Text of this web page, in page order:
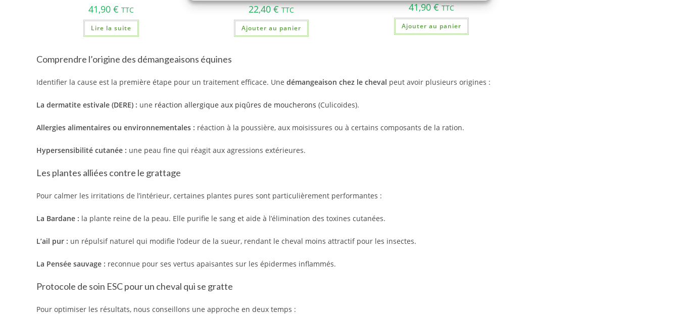
41,90€ TTC
Lire la suite
22,40€ TTC
Ajouter au panier
41,90€ TTC
Ajouter au panier
Comprendre l’origine des démangeaisons équines
Identifier la cause est la première étape pour un traitement efficace. Une démangeaison chez le cheval peut avoir plusieurs origines :
La dermatite estivale (DERE) : une réaction allergique aux piqûres de moucherons (Culicoïdes).
Allergies alimentaires ou environnementales : réaction à la poussière, aux moisissures ou à certains composants de la ration.
Hypersensibilité cutanée : une peau fine qui réagit aux agressions extérieures.
Les plantes alliées contre le grattage
Pour calmer les irritations de l’intérieur, certaines plantes pures sont particulièrement performantes :
La Bardane : la plante reine de la peau. Elle purifie le sang et aide à l’élimination des toxines cutanées.
L’ail pur : un répulsif naturel qui modifie l’odeur de la sueur, rendant le cheval moins attractif pour les insectes.
La Pensée sauvage : reconnue pour ses vertus apaisantes sur les épidermes inflammés.
Protocole de soin ESC pour un cheval qui se gratte
Pour optimiser les résultats, nous conseillons une approche en deux temps :